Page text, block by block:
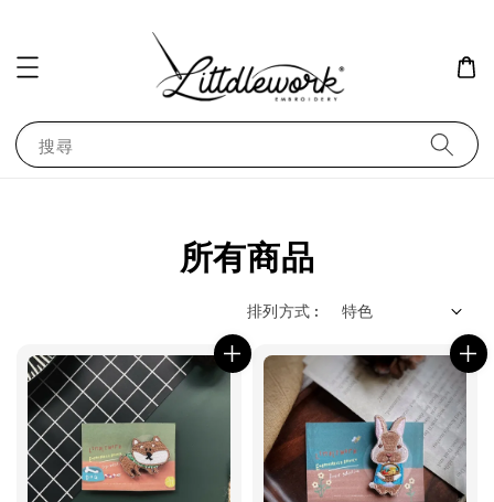
搜尋
所有商品
排列方式 :